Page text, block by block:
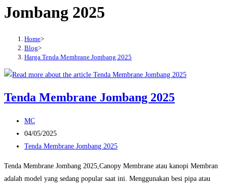
Jombang 2025
Home>
Blog>
Harga Tenda Membrane Jombang 2025
Tenda Membrane Jombang 2025
Post
author:
MC
Post
published:
04/05/2025
Post
Tenda Membrane Jombang 2025
Tenda Membrane Jombang 2025,Canopy Membrane atau kanopi Membran
adalah model yang sedang popular saat ini. Menggunakan besi pipa atau